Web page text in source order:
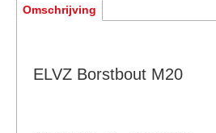
Omschrijving
ELVZ Borstbout M20